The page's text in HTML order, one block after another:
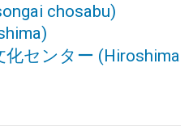
chosabu)
化センター (Hiroshima